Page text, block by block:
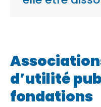
d’utilité
fondations